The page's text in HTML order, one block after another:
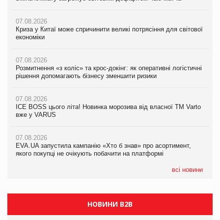
07.08.2026
Криза у Китаї може спричинити великі потрясіння для світової
економіки
07.08.2026
Розмитнення «з коліс» та крос-докінг: як оперативні логістичні
рішення допомагають бізнесу зменшити ризики
07.08.2026
ICE BOSS цього літа! Новинка морозива від власної ТМ Varto
вже у VARUS
07.08.2026
EVA.UA запустила кампанію «Хто б знав» про асортимент,
якого покупці не очікують побачити на платформі
всі новини
07.08.2026
Криза у Китаї може спричинити великі потрясіння для світової
економіки
07.08.2026
Розмитнення «з коліс» та крос-докінг: як оперативні логістичні
рішення допомагають бізнесу зменшити ризики
07.08.2026
ICE BOSS цього літа! Новинка морозива від власної ТМ Varto
вже у VARUS
07.08.2026
EVA.UA запустила кампанію «Хто б знав» про асортимент,
якого покупці не очікують побачити на платформі
07.08.2026
Криза у Китаї може спричинити великі потрясіння для світової
економіки
07.08.2026
Kraft Heinz скоротила збиток у першому півріччі
Продажі Hugo Boss впали на 9%
НОВИНИ B2B